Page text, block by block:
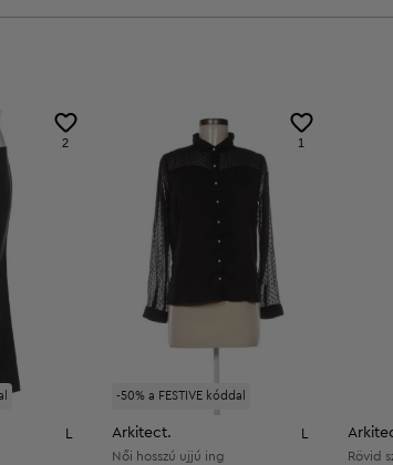
2
-50% a FESTIVE kóddal
1
Arkitect.
Női hosszú ujjú ing Rövid